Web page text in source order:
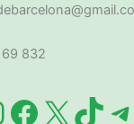
832
X